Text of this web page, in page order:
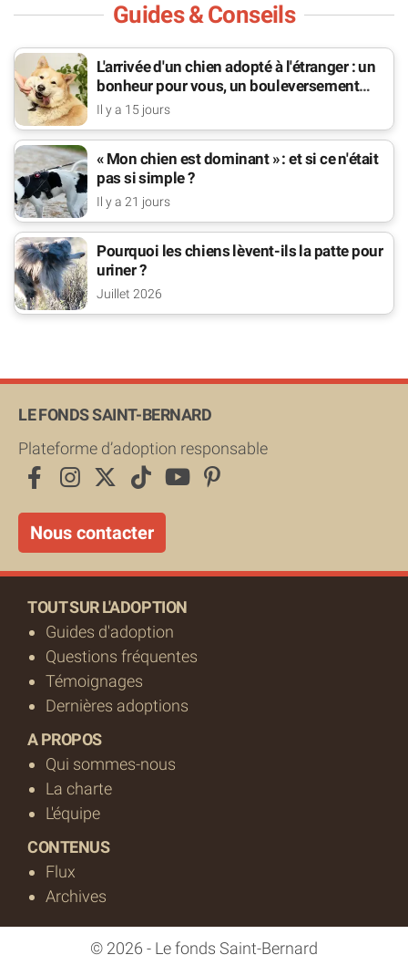
Guides & Conseils
L'arrivée d'un chien adopté à l'étranger : un
bonheur pour vous, un bouleversement
pour lui
Il y a 15 jours
« Mon chien est dominant » : et si ce n'était
pas si simple ?
Il y a 21 jours
Pourquoi les chiens lèvent-ils la patte pour
uriner ?
Juillet 2026
LE FONDS SAINT-BERNARD
Plateforme d’adoption responsable
Nous contacter
TOUT SUR L'ADOPTION
Guides d'adoption
Questions fréquentes
Témoignages
Dernières adoptions
A PROPOS
Qui sommes-nous
La charte
L'équipe
CONTENUS
Flux
Archives
© 2026 - Le fonds Saint-Bernard